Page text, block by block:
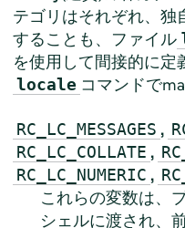
テゴリはそれぞれ、独
することも、ファイル
を使用して間接的に定
locale コマンドで
RC_LC_MESSAGES ,
RC_LC_COLLATE ,
RC_LC_NUMERIC ,
これらの変数は、
シェルに渡され、